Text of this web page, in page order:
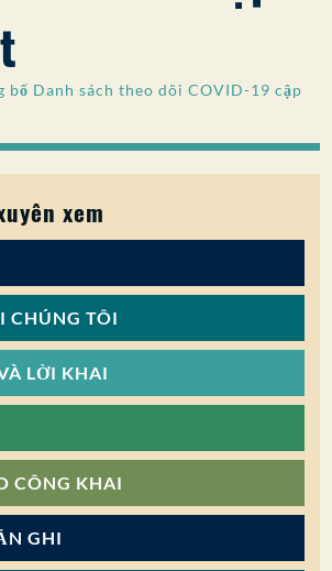
CHÚNG
bố Danh sách theo dõi COVID-19 cập
xem
CHÚNG TÔI
LỜI KHAI
CÔNG KHAI
GHI